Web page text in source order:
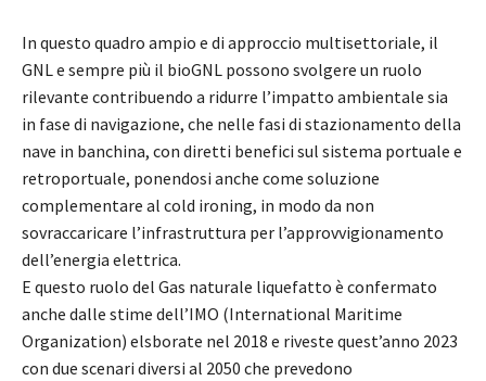
In questo quadro ampio e di approccio multisettoriale, il
GNL e sempre più il bioGNL possono svolgere un ruolo
rilevante contribuendo a ridurre l’impatto ambientale sia
in fase di navigazione, che nelle fasi di stazionamento della
nave in banchina, con diretti benefici sul sistema portuale e
retroportuale, ponendosi anche come soluzione
complementare al cold ironing, in modo da non
sovraccaricare l’infrastruttura per l’approvvigionamento
dell’energia elettrica.
E questo ruolo del Gas naturale liquefatto è confermato
anche dalle stime dell’IMO (International Maritime
Organization) elsborate nel 2018 e riveste quest’anno 2023
con due scenari diversi al 2050 che prevedono